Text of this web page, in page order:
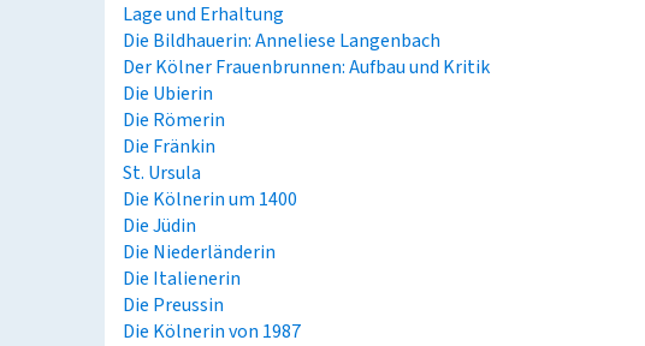
Lage und Erhaltung
Die Bildhauerin: Anneliese Langenbach
Der Kölner Frauenbrunnen: Aufbau und Kritik
Die Ubierin
Die Römerin
Die Fränkin
St. Ursula
Die Kölnerin um 1400
Die Jüdin
Die Niederländerin
Die Italienerin
Die Preussin
Die Kölnerin von 1987